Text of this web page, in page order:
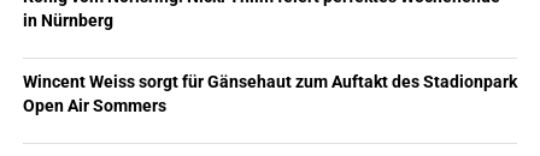
in Nürnberg
Wincent Weiss sorgt für Gänsehaut zum Auftakt des Stadionpark
Open Air Sommers